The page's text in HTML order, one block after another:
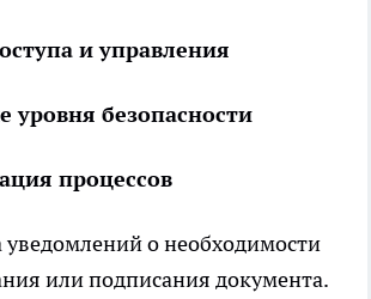
и управления
уровня безопасности
процессов
уведомлений о необходимости
или подписания документа.